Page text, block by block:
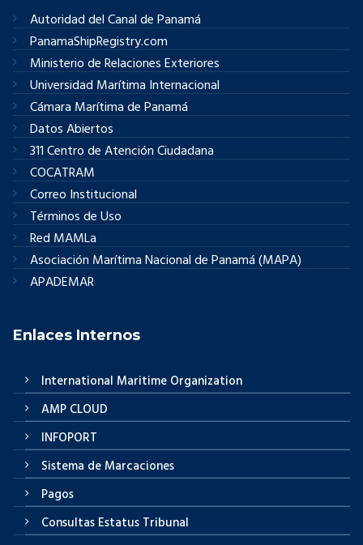
Autoridad del Canal de Panamá
PanamaShipRegistry.com
Ministerio de Relaciones Exteriores
Universidad Marítima Internacional
Cámara Marítima de Panamá
Datos Abiertos
311 Centro de Atención Ciudadana
COCATRAM
Correo Institucional
Términos de Uso
Red MAMLa
Asociación Marítima Nacional de Panamá (MAPA)
APADEMAR
Enlaces Internos
International Maritime Organization
AMP CLOUD
INFOPORT
Sistema de Marcaciones
Pagos
Consultas Estatus Tribunal